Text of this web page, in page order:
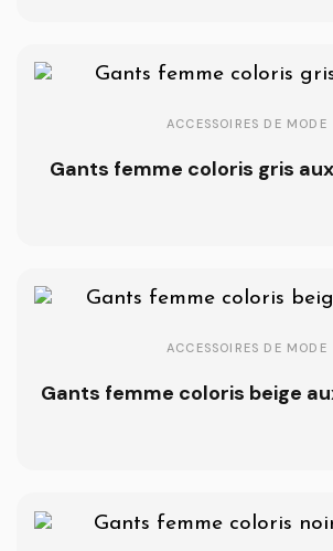
ACCESSOIRES DE MODE
Gants femme coloris gris
ACCESSOIRES DE MODE
Gants femme coloris beige